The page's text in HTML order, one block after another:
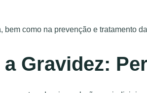
como na prevenção e tratamento
Gravidez: